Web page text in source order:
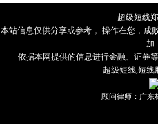
超级短线
本站信息仅供分享或参考， 操作在您，成
加
依据本网提供的信息进行金融、证券
超级短线,短线
顾问律师：广东